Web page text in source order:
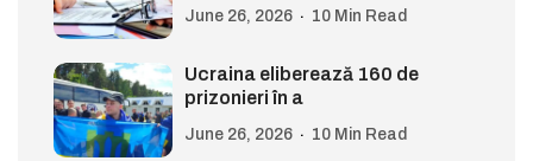
June 26, 2026 10 Min Read
Ucraina eliberează 160 de
prizonieri în a
June 26, 2026 10 Min Read